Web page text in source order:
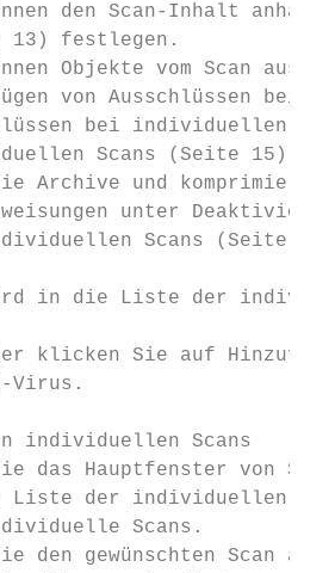
den Scan-Inhalt
13) festlegen.
Objekte vom Scan
von Ausschlüssen bei
bei individuellen
Scans (Seite 15).
Archive und
unter
Scans (Seite
in die Liste der
klicken Sie auf
Virus.
individuellen Scans
das Hauptfenster von
Liste der individuellen
Scans.
den gewünschten Scan